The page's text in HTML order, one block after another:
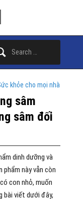
khỏe cho mọi nhà
sâm
sâm đối
dinh dưỡng và
này vẫn còn
con nhỏ, muốn
bài viết dưới đây,